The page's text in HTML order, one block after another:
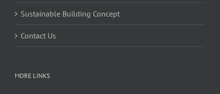
Sustainable Building Concept
Contact Us
MORE LINKS